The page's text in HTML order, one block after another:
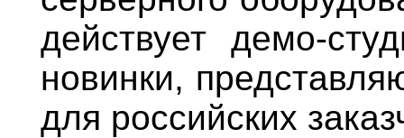
действует демо-
новинки,
для российских